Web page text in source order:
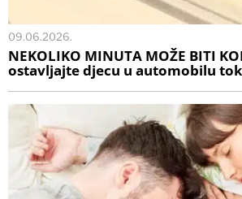
09.06.2026.
NEKOLIKO MINUTA MOŽE BITI
ostavljajte djecu u automobilu